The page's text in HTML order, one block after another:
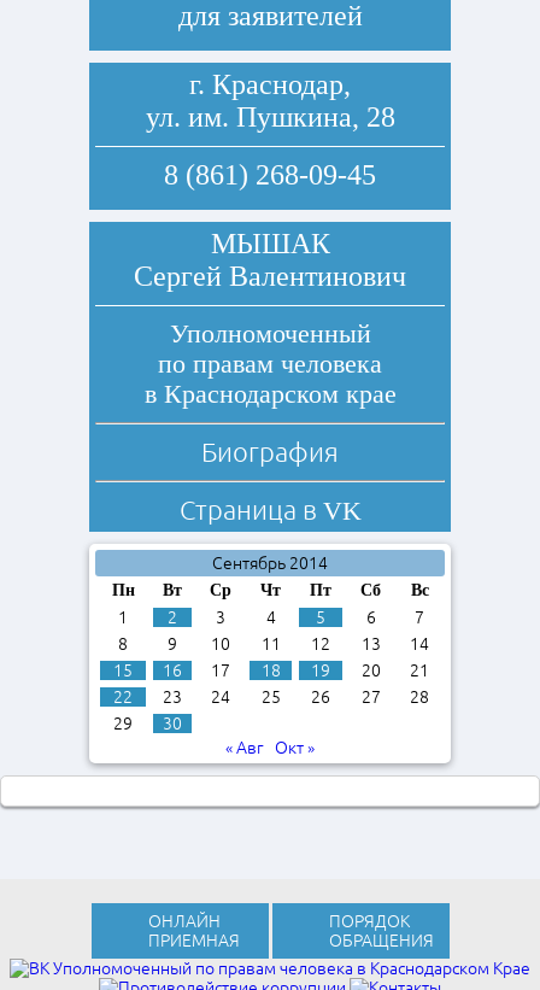
для заявителей
г. Краснодар,
ул. им. Пушкина, 28
8 (861) 268-09-45
МЫШАК
Сергей Валентинович
Уполномоченный
по правам человека
в Краснодарском крае
Биография
Страница в VK
Сентябрь 2014
Пн Вт Ср Чт Пт Сб Вс
1 2 3 4 5 6
7
8
9 10 11 12 13
14
15
16 17 18 19 20
21
22
23 24 25 26 27
28
29
30
« Авг
Окт »
ОНЛАЙН
ПРИЕМНАЯ
ПОРЯДОК
ОБРАЩЕНИЯ